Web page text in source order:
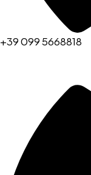
+39 099 5668818